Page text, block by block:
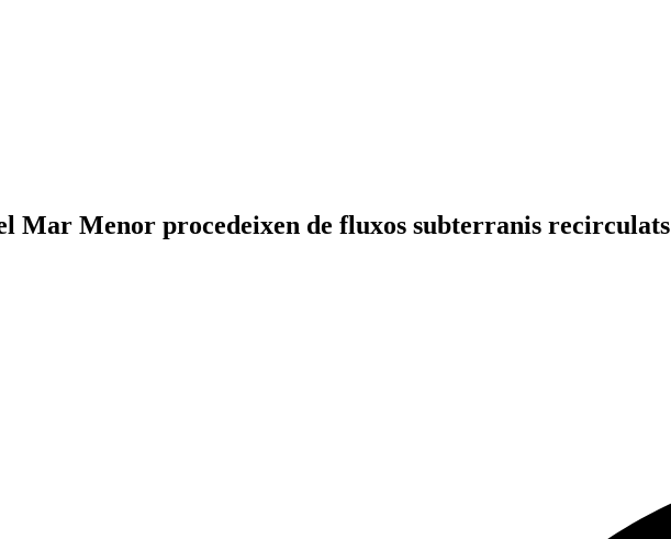
Mar Menor procedeixen de fluxos subterranis recirculats